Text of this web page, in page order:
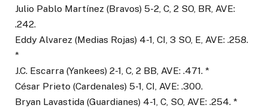
Julio Pablo Martínez (Bravos) 5-2, C, 2 SO, BR, AVE:
.242.
Eddy Alvarez (Medias Rojas) 4-1, CI, 3 SO, E, AVE: .258.
*
J.C. Escarra (Yankees) 2-1, C, 2 BB, AVE: .471. *
César Prieto (Cardenales) 5-1, CI, AVE: .300.
Bryan Lavastida (Guardianes) 4-1, C, SO, AVE: .254. *